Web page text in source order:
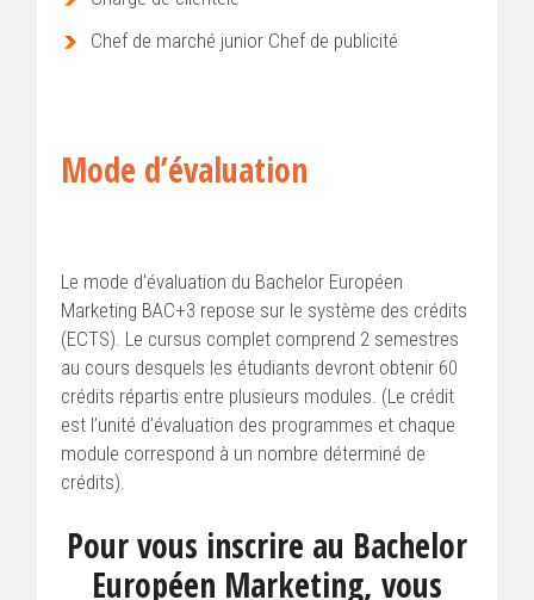
Chef de marché junior Chef de publicité
Mode d’évaluation
Le mode d’évaluation du Bachelor Européen
Marketing BAC+3 repose sur le système des crédits
(ECTS). Le cursus complet comprend 2 semestres
au cours desquels les étudiants devront obtenir 60
crédits répartis entre plusieurs modules. (Le crédit
est l’unité d’évaluation des programmes et chaque
module correspond à un nombre déterminé de
crédits).
Pour vous inscrire au Bachelor
Européen Marketing, vous